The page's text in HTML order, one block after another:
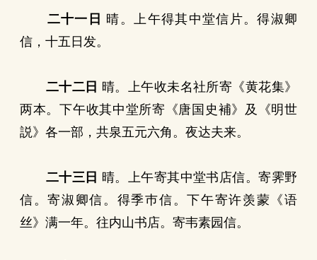
二十一日 晴。上午得其中堂信片。得淑卿
信，十五日发。
二十二日 晴。上午收未名社所寄《黄花集》
两本。下午收其中堂所寄《唐国史補》及《明世
説》各一部，共泉五元六角。夜达夫来。
二十三日 晴。上午寄其中堂书店信。寄霁野
信。寄淑卿信。得季巿信。下午寄许羡蒙《语
丝》满一年。往内山书店。寄韦素园信。